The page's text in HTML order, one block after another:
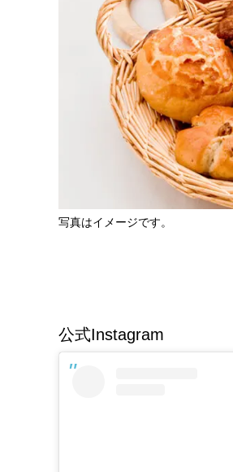
写真はイメージです。
公式Instagram